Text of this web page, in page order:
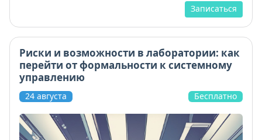
Записаться
Риски и возможности в лаборатории: как
перейти от формальности к системному
управлению
24 августа Бесплатно